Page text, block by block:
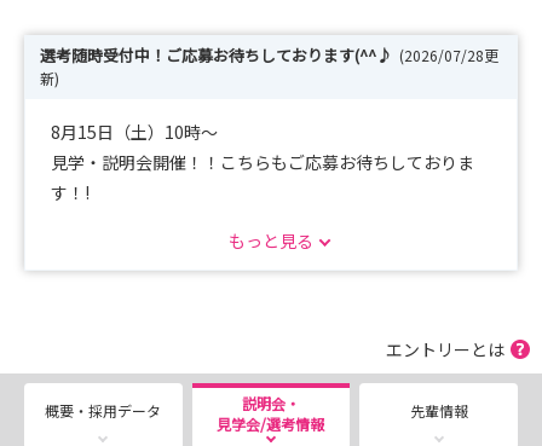
選考随時受付中！ご応募お待ちしております(^^♪ (2026/07/28更
新)
8月15日（土）10時～
見学・説明会開催！！こちらもご応募お待ちしておりま
す！!
◎毎月第三土曜日10時～ 見学・説明会開催しておりま
もっと見る
エントリーとは
概要・採用データ
説明会・
見学会/選考情報
先輩情報